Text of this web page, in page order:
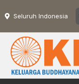
Seluruh Indonesia